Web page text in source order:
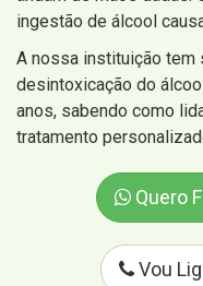
ingestão de álcool
A nossa instituição tem
desintoxicação do
anos, sabendo como
tratamento
Quero
Vou